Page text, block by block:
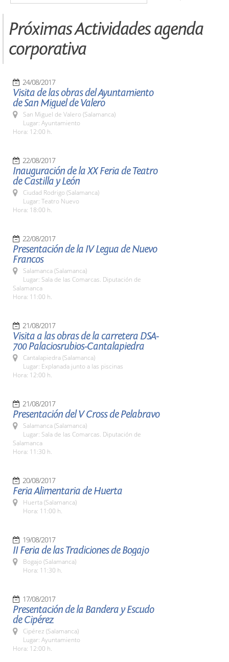
Próximas Actividades agenda
corporativa
24/08/2017
Visita de las obras del Ayuntamiento
de San Miguel de Valero
San Miguel de Valero (Salamanca)
Lugar: Ayuntamiento
Hora: 12:00 h.
22/08/2017
Inauguración de la XX Feria de Teatro
de Castilla y León
Ciudad Rodrigo (Salamanca)
Lugar: Teatro Nuevo
Hora: 18:00 h.
22/08/2017
Presentación de la IV Legua de Nuevo
Francos
Salamanca (Salamanca)
Lugar: Sala de las Comarcas. Diputación de
Salamanca
Hora: 11:00 h.
21/08/2017
Visita a las obras de la carretera DSA-
700 Palaciosrubios-Cantalapiedra
Cantalapiedra (Salamanca)
Lugar: Explanada junto a las piscinas
Hora: 12:00 h.
21/08/2017
Presentación del V Cross de Pelabravo
Salamanca (Salamanca)
Lugar: Sala de las Comarcas. Diputación de
Salamanca
Hora: 11:30 h.
20/08/2017
Feria Alimentaria de Huerta
Huerta (Salamanca)
Hora: 11:00 h.
19/08/2017
II Feria de las Tradiciones de Bogajo
Bogajo (Salamanca)
Hora: 11:30 h.
17/08/2017
Presentación de la Bandera y Escudo
de Cipérez
Cipérez (Salamanca)
Lugar: Ayuntamiento
Hora: 12:00 h.